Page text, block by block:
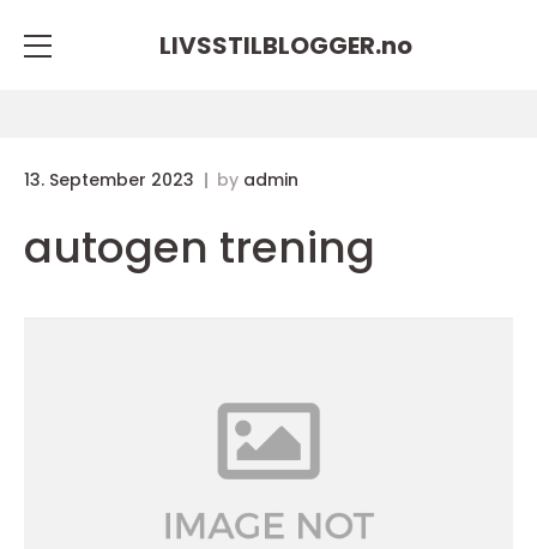
LIVSSTILBLOGGER.no
13. September 2023 by admin
autogen trening